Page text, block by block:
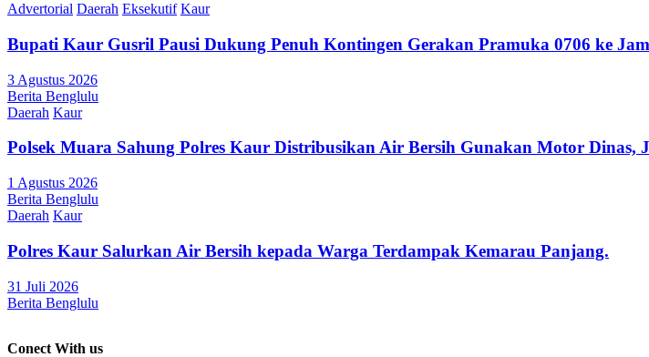
Advertorial Daerah Eksekutif Kaur
Bupati Kaur Gusril Pausi Dukung Penuh Kontingen Gerakan Pramuka 0706 ke
3 Agustus 2026
Berita Benglulu
Daerah Kaur
Polsek Muara Sahung Polres Kaur Distribusikan Air Bersih Gunakan Motor Dinas,
1 Agustus 2026
Berita Benglulu
Daerah Kaur
Polres Kaur Salurkan Air Bersih kepada Warga Terdampak Kemarau Panjang.
31 Juli 2026
Berita Benglulu
Conect With us